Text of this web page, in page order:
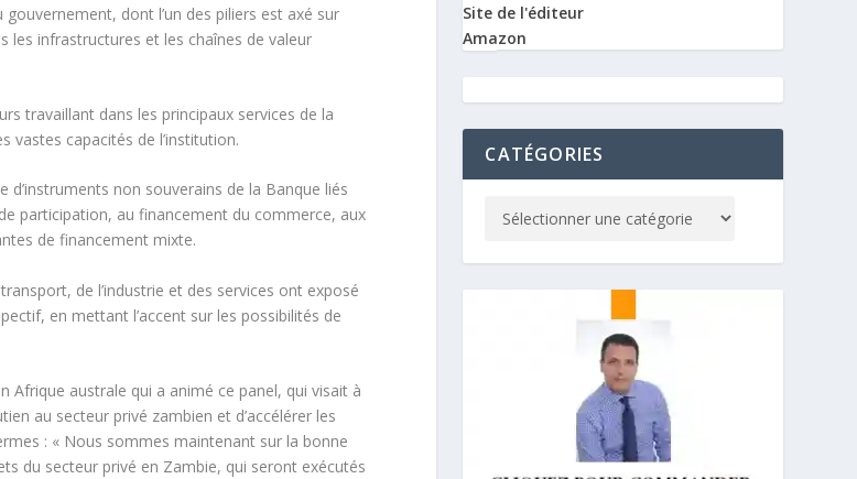
dont l’un des piliers est axé sur
les infrastructures et les chaînes de valeur
travaillant dans les principaux services de la
vastes capacités de l’institution.
non souverains de la Banque liés
participation, au financement du commerce, aux
de financement mixte.
de l’industrie et des services ont exposé
en mettant l’accent sur les possibilités de
Afrique australe qui a animé ce panel, qui visait à
au secteur privé zambien et d’accélérer les
: « Nous sommes maintenant sur la bonne
du secteur privé en Zambie, qui seront exécutés
Site de l'éditeur
Amazon
CATÉGORIES